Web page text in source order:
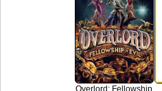
Overlord: Fellowship